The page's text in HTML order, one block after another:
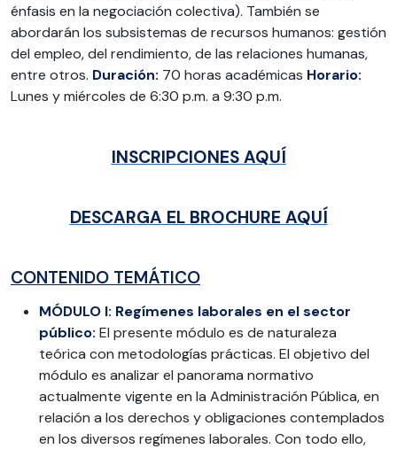
énfasis en la negociación colectiva). También se
abordarán los subsistemas de recursos humanos: gestión
del empleo, del rendimiento, de las relaciones humanas,
entre otros. Duración: 70 horas académicas Horario:
Lunes y miércoles de 6:30 p.m. a 9:30 p.m.
INSCRIPCIONES AQUÍ
DESCARGA EL BROCHURE AQUÍ
CONTENIDO TEMÁTICO
MÓDULO I: Regímenes laborales en el sector
público: El presente módulo es de naturaleza
teórica con metodologías prácticas. El objetivo del
módulo es analizar el panorama normativo
actualmente vigente en la Administración Pública, en
relación a los derechos y obligaciones contemplados
en los diversos regímenes laborales. Con todo ello,